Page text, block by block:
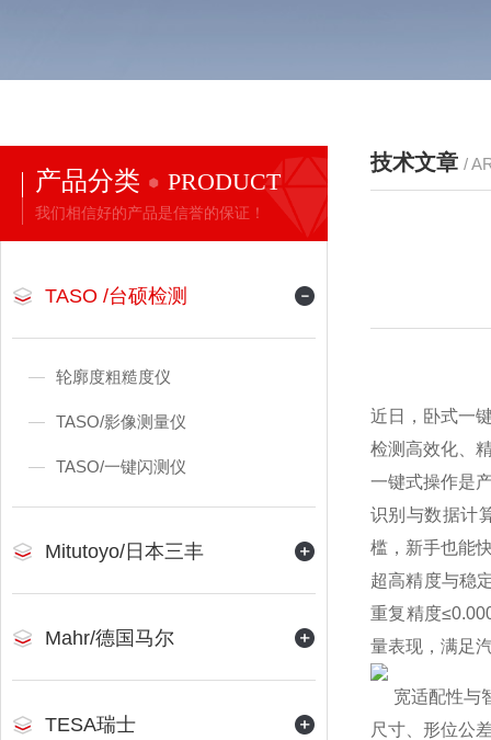
产品分类 PRODUCT
我们相信好的产品是信誉的保证！
TASO /台硕检测
轮廓度粗糙度仪
TASO/影像测量仪
TASO/一键闪测仪
Mitutoyo/日本三丰
Mahr/德国马尔
TESA瑞士
技术文章 /
近日，卧式一
检测高效化、
一键式操作是
识别与数据计
槛，新手也能
超高精度与稳
重复精度
量表现，满足
宽适配性与
尺寸、形位公